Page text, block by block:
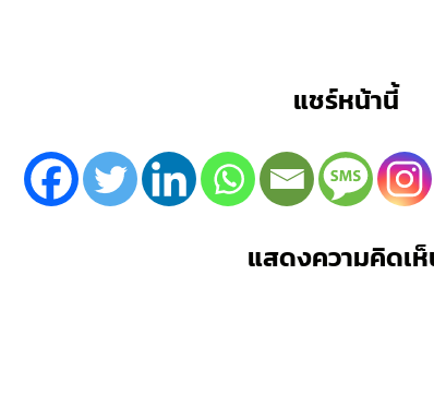
แชร์หน้านี้
แสดงความคิดเ